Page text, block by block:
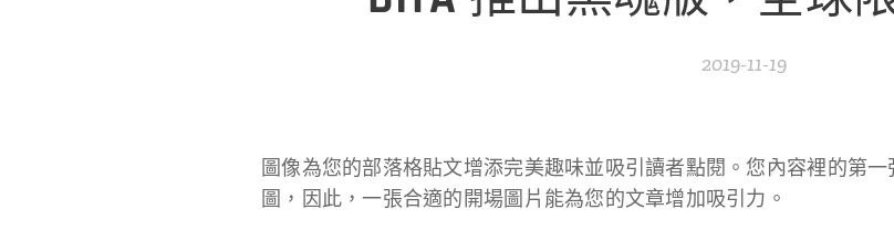
2019-11-19
圖像為您的部落格貼文增添完美趣味並吸引讀者點閱。您內容裡的第
圖，因此，一張合適的開場圖片能為您的文章增加吸引力。